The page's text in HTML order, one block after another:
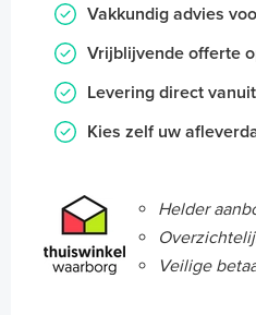
Vakkundig advies
Vrijblijvende offerte
Levering direct
Kies zelf uw
Helder
Veilige